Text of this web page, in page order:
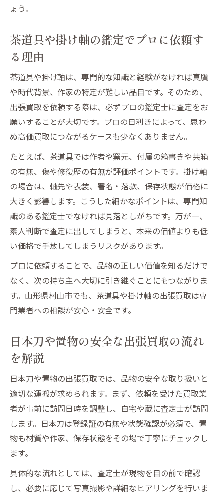
ょう。
茶道具や掛け軸の鑑定でプロに依頼す
る理由
茶道具や掛け軸は、専門的な知識と経験がなければ真贋
や時代背景、作家の特定が難しい品目です。そのため、
出張買取を依頼する際は、必ずプロの鑑定士に査定をお
願いすることが大切です。プロの目利きによって、思わ
ぬ高価買取につながるケースも少なくありません。
たとえば、茶道具では作者や窯元、付属の箱書きや共箱
の有無、傷や修復歴の有無が評価ポイントです。掛け軸
の場合は、軸先や表装、署名・落款、保存状態が価格に
大きく影響します。こうした細かなポイントは、専門知
識のある鑑定士でなければ見落としがちです。万が一、
素人判断で査定に出してしまうと、本来の価値よりも低
い価格で手放してしまうリスクがあります。
プロに依頼することで、品物の正しい価値を知るだけで
なく、次の持ち主へ大切に引き継ぐことにもつながりま
す。山形県村山市でも、茶道具や掛け軸の出張買取は専
門業者への相談が安心・安全です。
日本刀や置物の安全な出張買取の流れ
を解説
日本刀や置物の出張買取では、品物の安全な取り扱いと
適切な運搬が求められます。まず、依頼を受けた買取業
者が事前に訪問日時を調整し、自宅や蔵に査定士が訪問
します。日本刀は登録証の有無や状態確認が必須で、置
物も材質や作家、保存状態をその場で丁寧にチェックし
ます。
具体的な流れとしては、査定士が現物を目の前で確認
し、必要に応じて写真撮影や詳細なヒアリングを行いま